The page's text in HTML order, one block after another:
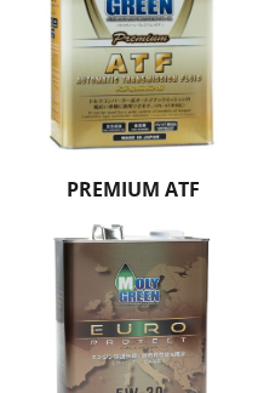
PREMIUM ATF